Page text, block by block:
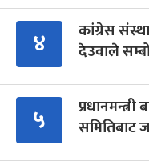
४
कांग्रेस
देउवाले
५
समितिबाट